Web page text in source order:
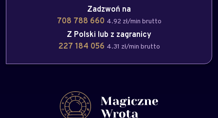
Zadzwoń na
708 788 660 4.92 zł/min brutto
Z Polski lub z zagranicy
227 184 056 4.31 zł/min brutto